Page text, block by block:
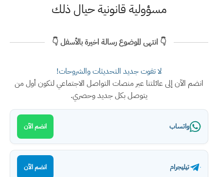
مسؤولية قانونية حيال ذلك
👇 انتهى الموضوع رسالة اخيرة بالأسفل 👇
لا تفوت جديد التحديثات والشروحات!
انضم الآن إلى عائلتنا عبر منصات التواصل الاجتماعي لتكون أول من
يتوصل بكل جديد وحصري.
واتساب انضم الآن
تيليجرام انضم الآن